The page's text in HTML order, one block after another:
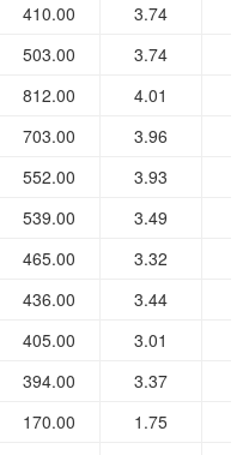
410.00 3.74
503.00 3.74
812.00 4.01
703.00 3.96
552.00 3.93
539.00 3.49
465.00 3.32
436.00 3.44
405.00 3.01
394.00 3.37
170.00 1.75